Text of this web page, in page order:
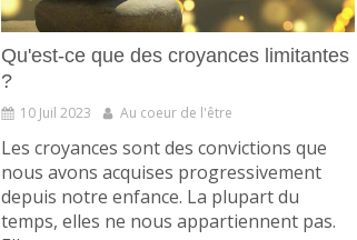
Qu'est-ce que des croyances limitantes
?
10 Juil 2023 Au coeur de l'être
Les croyances sont des convictions que
nous avons acquises progressivement
depuis notre enfance. La plupart du
temps, elles ne nous appartiennent pas.